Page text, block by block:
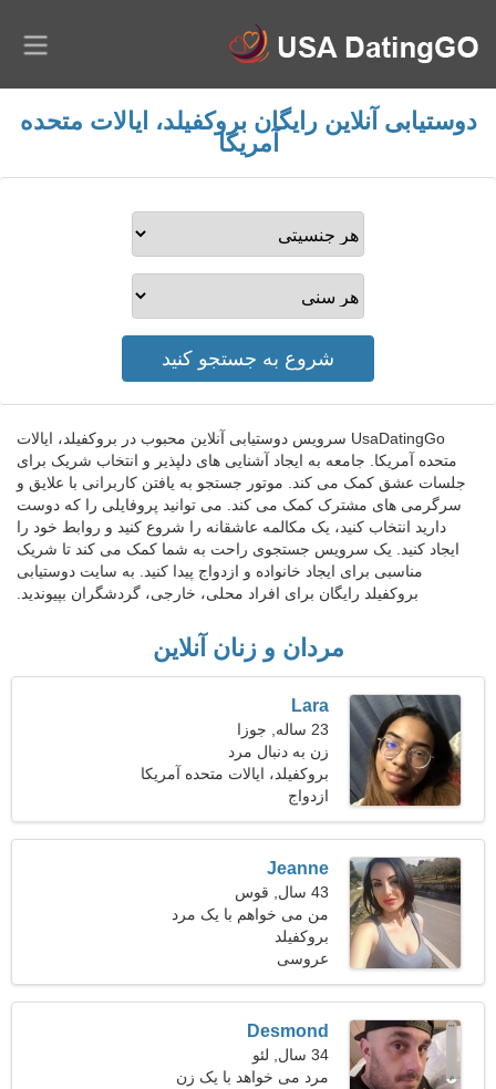
دوستیابی آنلاین رایگان بروکفیلد، ایالات متحده
آمریکا
UsaDatingGo سرویس دوستیابی آنلاین محبوب در بروکفیلد، ایالات
متحده آمریکا. جامعه به ایجاد آشنایی های دلپذیر و انتخاب شریک برای
جلسات عشق کمک می کند. موتور جستجو به یافتن کاربرانی با علایق و
سرگرمی های مشترک کمک می کند. می توانید پروفایلی را که دوست
دارید انتخاب کنید، یک مکالمه عاشقانه را شروع کنید و روابط خود را
ایجاد کنید. یک سرویس جستجوی راحت به شما کمک می کند تا شریک
مناسبی برای ایجاد خانواده و ازدواج پیدا کنید. به سایت دوستیابی
بروکفیلد رایگان برای افراد محلی، خارجی، گردشگران بپیوندید.
مردان و زنان آنلاین
Lara
23 ساله, جوزا
زن به دنبال مرد
بروکفیلد، ایالات متحده آمریکا
ازدواج
Jeanne
43 سال, قوس
من می خواهم با یک مرد
قوی آشنا شوم
بروکفیلد
عروسی
Desmond
34 سال, لئو
مرد می خواهد با یک زن